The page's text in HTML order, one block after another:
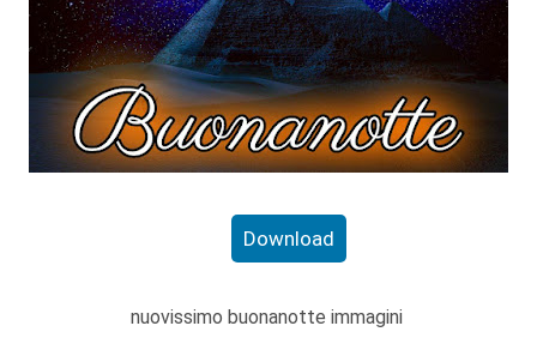
Download
nuovissimo buonanotte immagini